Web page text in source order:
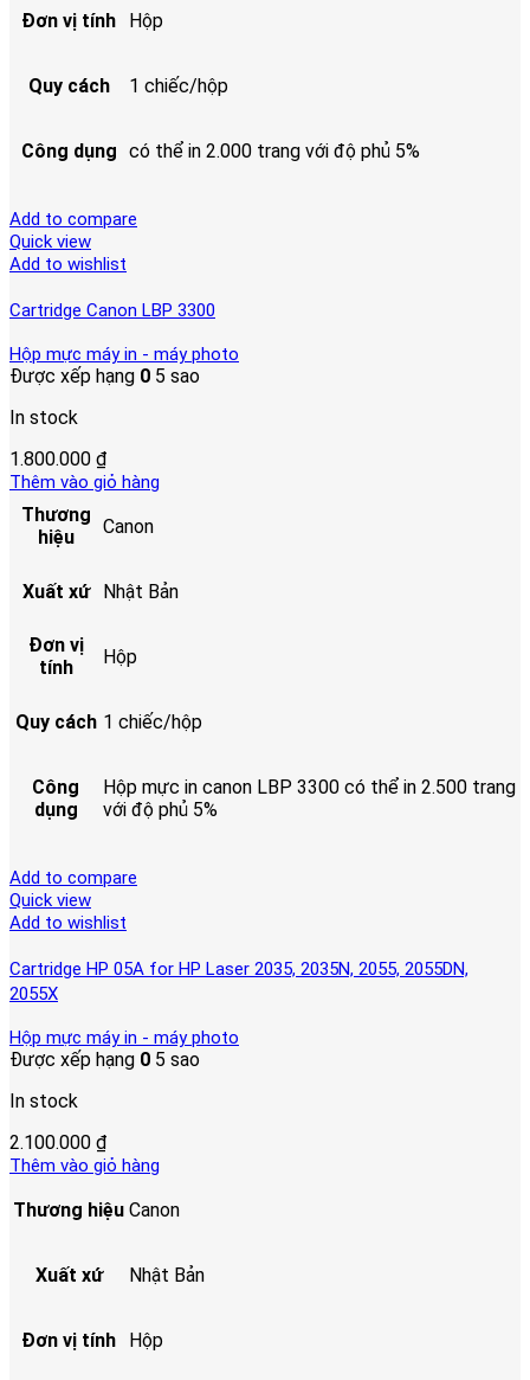
Đơn vị tính Hộp
Quy cách 1 chiếc/hộp
Công dụng có thể in 2.000 trang với độ phủ 5%
Add to compare
Quick view
Add to wishlist
Cartridge Canon LBP 3300
Hộp mực máy in - máy photo
Được xếp hạng 0 5 sao
In stock
1.800.000 ₫
Thêm vào giỏ hàng
Thương
hiệu
Canon
Xuất xứ Nhật Bản
Đơn vị
tính
Hộp
Quy cách 1 chiếc/hộp
Công
dụng
Hộp mực in canon LBP 3300 có thể in 2.500 trang
với độ phủ 5%
Add to compare
Quick view
Add to wishlist
Cartridge HP 05A for HP Laser 2035, 2035N, 2055, 2055DN,
2055X
Hộp mực máy in - máy photo
Được xếp hạng 0 5 sao
In stock
2.100.000 ₫
Thêm vào giỏ hàng
Thương hiệu Canon
Xuất xứ Nhật Bản
Đơn vị tính Hộp